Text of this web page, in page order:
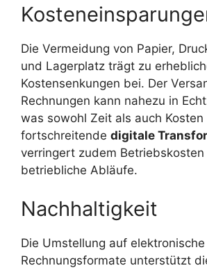
Die Vermeidung von Papier,
und Lagerplatz trägt zu
Kostensenkungen bei. Der
Rechnungen kann nahezu in
was sowohl Zeit als auch Kosten
fortschreitende digitale
verringert zudem
betriebliche Abläufe.
Nachhaltigkeit
Die Umstellung auf elektronische
Rechnungsformate unterstützt